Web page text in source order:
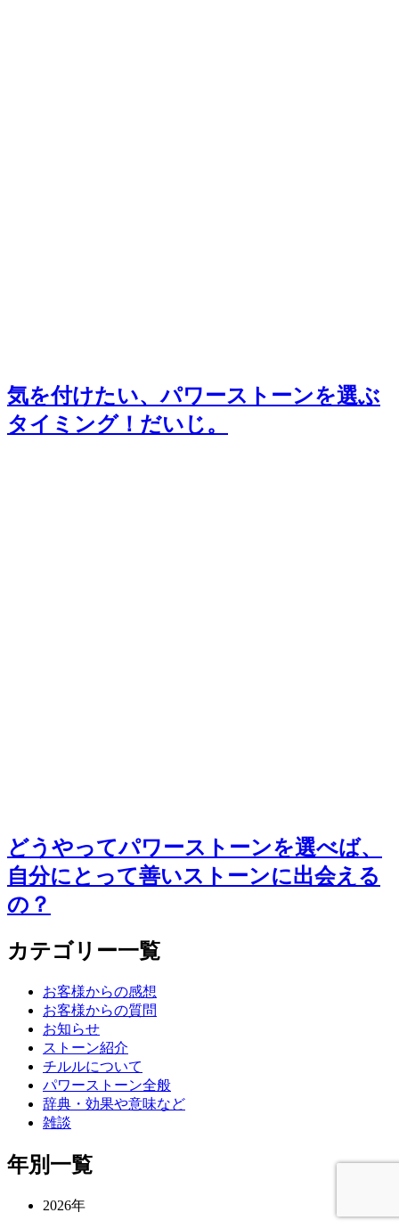
気を付けたい、パワーストーンを選ぶ
タイミング！だいじ。
どうやってパワーストーンを選べば、
自分にとって善いストーンに出会える
の？
カテゴリー一覧
お客様からの感想
お客様からの質問
お知らせ
ストーン紹介
チルルについて
パワーストーン全般
辞典・効果や意味など
雑談
年別一覧
2026年